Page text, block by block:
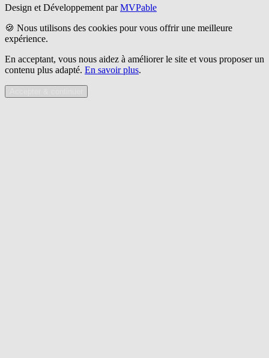
Design et Développement par MVPable
🍪 Nous utilisons des cookies pour vous offrir une meilleure
expérience.
En acceptant, vous nous aidez à améliorer le site et vous proposer un
contenu plus adapté. En savoir plus.